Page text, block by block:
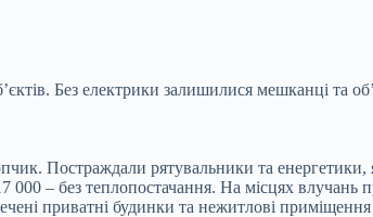
Без електрики залишилися мешканці та
Постраждали рятувальники та енергетики,
000 – без теплопостачання. На місцях влучань
приватні будинки та нежитлові